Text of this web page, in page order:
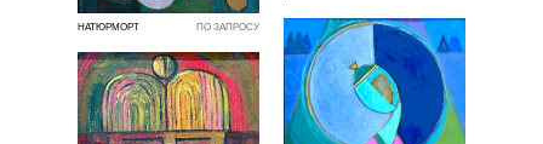
ПО ЗАПРОСУ
НАТЮРМОРТ